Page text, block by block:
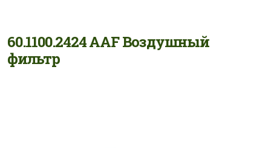
60.1100.2424 AAF Воздушный
фильтр